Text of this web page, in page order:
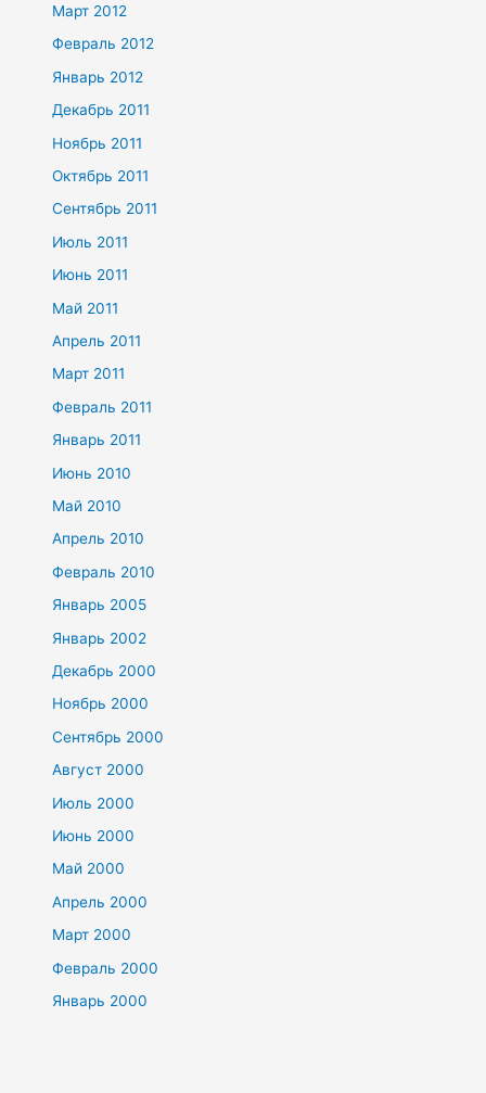
Март 2012
Февраль 2012
Январь 2012
Декабрь 2011
Ноябрь 2011
Октябрь 2011
Сентябрь 2011
Июль 2011
Июнь 2011
Май 2011
Апрель 2011
Март 2011
Февраль 2011
Январь 2011
Июнь 2010
Май 2010
Апрель 2010
Февраль 2010
Январь 2005
Январь 2002
Декабрь 2000
Ноябрь 2000
Сентябрь 2000
Август 2000
Июль 2000
Июнь 2000
Май 2000
Апрель 2000
Март 2000
Февраль 2000
Январь 2000